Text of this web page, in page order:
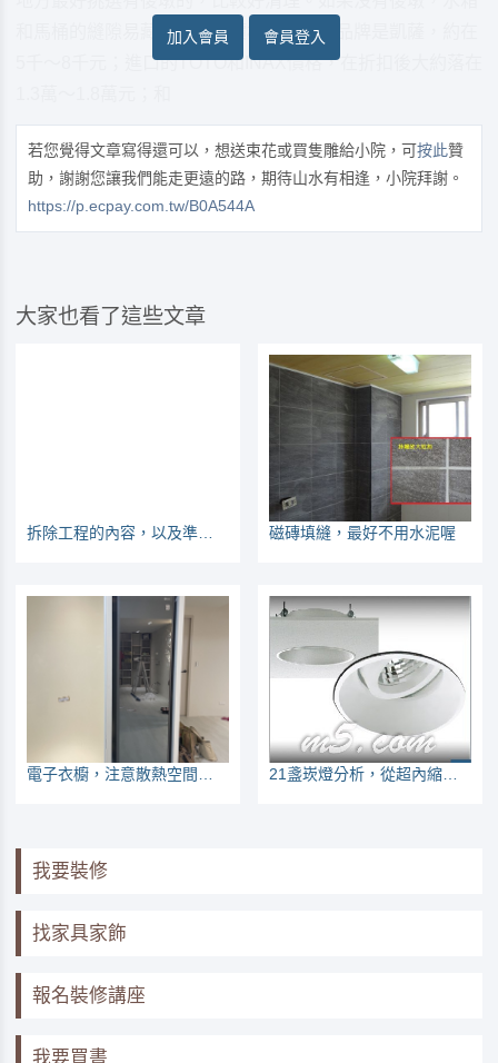
和馬桶的縫隙易藏污納垢。價格最便宜的品牌是凱薩，約在
5千～8千元；進口的TOTO和INAX價格，在折扣後大約落在
加入會員 會員登入
若您覺得文章寫得還可以，想送束花或買隻雕給小院，可按此贊
助，謝謝您讓我們能走更遠的路，期待山水有相逢，小院拜謝。
https://p.ecpay.com.tw/B0A544A
大家也看了這些文章
磁磚填縫，最好不用水泥喔
我要裝修
找家具家飾
報名裝修講座
我要買書